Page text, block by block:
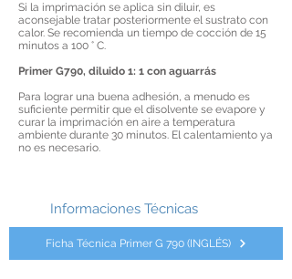
Si la imprimación se aplica sin diluir, es
aconsejable tratar posteriormente el sustrato con
calor. Se recomienda un tiempo de cocción de 15
minutos a 100 ° C.
Primer G790, diluido 1: 1 con aguarrás
Para lograr una buena adhesión, a menudo es
suficiente permitir que el disolvente se evapore y
curar la imprimación en aire a temperatura
ambiente durante 30 minutos. El calentamiento ya
no es necesario.
Informaciones Técnicas
Ficha Técnica Primer G 790 (INGLÉS)